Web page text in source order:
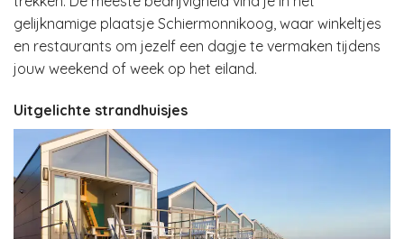
gelijknamige plaatsje Schiermonnikoog, waar winkeltjes
en restaurants om jezelf een dagje te vermaken tijdens
jouw weekend of week op het eiland.
Uitgelichte strandhuisjes